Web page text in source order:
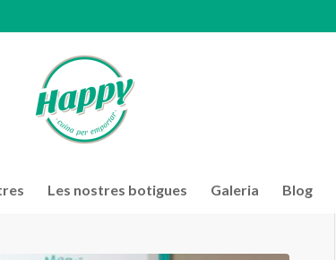
Les nostres botigues Galeria Blog